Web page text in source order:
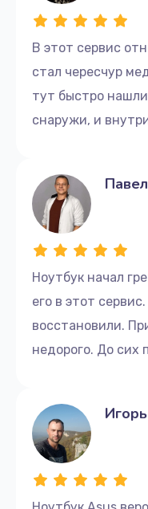
В этот сервис
стал чересчур
тут быстро
снаружи, и
Ноутбук начал
его в этот
восстановили.
недорого. До сих
Павел
Игорь